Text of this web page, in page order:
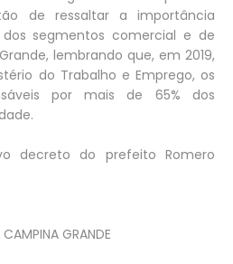
de ressaltar a importância
segmentos comercial e de
lembrando que, em 2019,
do Trabalho e Emprego, os
por mais de 65% dos
decreto do prefeito Romero
CAMPINA GRANDE